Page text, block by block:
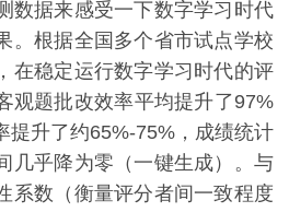
据来感受一下数字学习时代
。根据全国多个省市试点学校
在稳定运行数字学习时代的评
观题批改效率平均提升了97%
提升了约65%-75%，成绩统计
几乎降为零（一键生成）。与
系数（衡量评分者间一致程度